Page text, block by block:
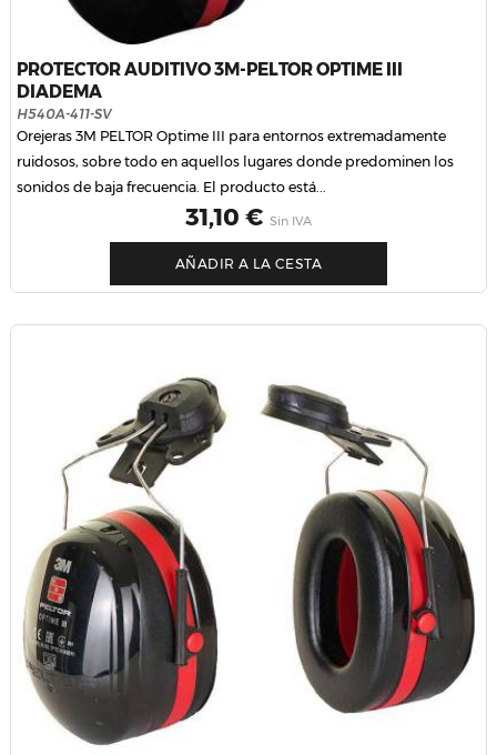
PROTECTOR AUDITIVO 3M-PELTOR OPTIME III
DIADEMA
H540A-411-SV
Orejeras 3M PELTOR Optime III para entornos extremadamente
ruidosos, sobre todo en aquellos lugares donde predominen los
sonidos de baja frecuencia. El producto está...
Precio
31,10 € Sin IVA
AÑADIR A LA CESTA